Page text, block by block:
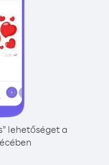
lehetőséget a